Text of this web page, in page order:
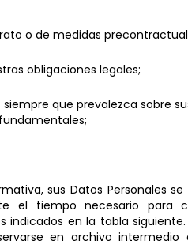
o de medidas
obligaciones legales;
que prevalezca sobre
sus Datos Personales
el tiempo necesario para
indicados en la tabla
en archivo intermedio